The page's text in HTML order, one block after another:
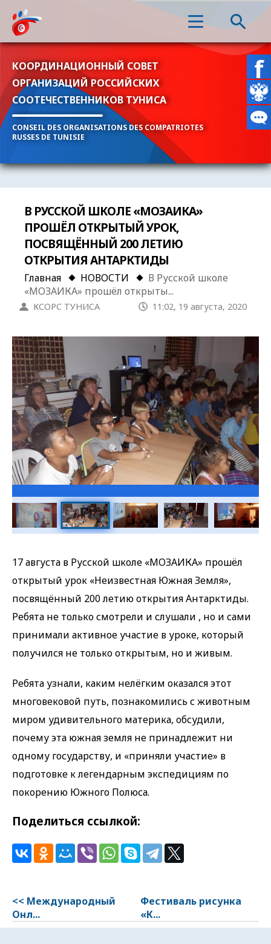
КООРДИНАЦИОННЫЙ СОВЕТ
ОРГАНИЗАЦИЙ РОССИЙСКИХ
СООТЕЧЕСТВЕННИКОВ ТУНИСА
CONSEIL DES ORGANISATIONS DES COMPATRIOTES
RUSSES DE TUNISIE
В РУССКОЙ ШКОЛЕ «МОЗАИКА»
ПРОШЁЛ ОТКРЫТЫЙ УРОК,
ПОСВЯЩЁННЫЙ 200 ЛЕТИЮ
ОТКРЫТИЯ АНТАРКТИДЫ
Главная НОВОСТИ
В Русской школе
«МОЗАИКА» прошёл открыты...
КСОРС ТУНИСА 11:02, 19 августа, 2020
Галерея
17 августа в Русской школе «МОЗАИКА» прошёл
открытый урок «Неизвестная Южная Земля»,
посвящённый 200 летию открытия Антарктиды.
Ребята не только смотрели и слушали , но и сами
принимали активное участие в уроке, который
получился не только открытым, но и живым.
Ребята узнали, каким нелёгким оказался этот
многовековой путь, познакомились с животным
миром удивительного материка, обсудили,
почему эта южная земля не принадлежит ни
одному государству, и «приняли участие» в
подготовке к легендарным экспедициям по
покорению Южного Полюса.
Поделиться ссылкой:
<< Международный
Онл...
Фестиваль рисунка
«К...